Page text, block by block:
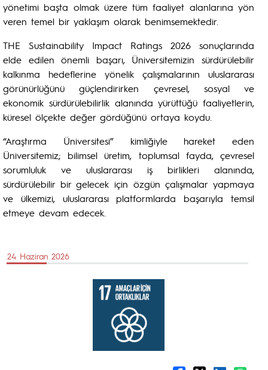
yönetimi başta olmak üzere tüm faaliyet alanlarına yön
veren temel bir yaklaşım olarak benimsemektedir.
THE Sustainability Impact Ratings 2026 sonuçlarında
elde edilen önemli başarı, Üniversitemizin sürdürülebilir
kalkınma hedeflerine yönelik çalışmalarının uluslararası
görünürlüğünü güçlendirirken çevresel, sosyal ve
ekonomik sürdürülebilirlik alanında yürüttüğü faaliyetlerin,
küresel ölçekte değer gördüğünü ortaya koydu.
“Araştırma Üniversitesi” kimliğiyle hareket eden
Üniversitemiz; bilimsel üretim, toplumsal fayda, çevresel
sorumluluk ve uluslararası iş birlikleri alanında,
sürdürülebilir bir gelecek için özgün çalışmalar yapmaya
ve ülkemizi, uluslararası platformlarda başarıyla temsil
etmeye devam edecek.
24 Haziran 2026